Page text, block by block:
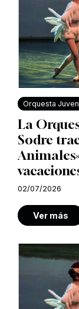
Orquesta
La
Sodre
02/07/2026
Ver más